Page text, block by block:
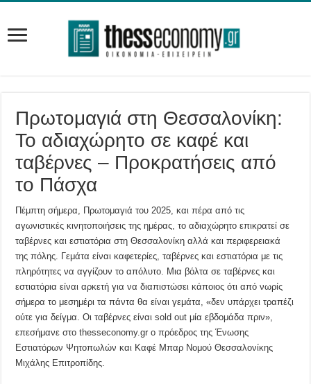
Πρωτομαγιά στη Θεσσαλονίκη:
Το αδιαχώρητο σε καφέ και
ταβέρνες – Προκρατήσεις από
το Πάσχα
Πέμπτη σήμερα, Πρωτομαγιά του 2025, και πέρα από τις
αγωνιστικές κινητοποιήσεις της ημέρας, το αδιαχώρητο επικρατεί σε
ταβέρνες και εστιατόρια στη Θεσσαλονίκη αλλά και περιφερειακά
της πόλης. Γεμάτα είναι καφετερίες, ταβέρνες και εστιατόρια με τις
πληρότητες να αγγίζουν το απόλυτο. Μια βόλτα σε ταβέρνες και
εστιατόρια είναι αρκετή για να διαπιστώσει κάποιος ότι από νωρίς
σήμερα το μεσημέρι τα πάντα θα είναι γεμάτα, «δεν υπάρχει τραπέζι
ούτε για δείγμα. Οι ταβέρνες είναι sold out μία εβδομάδα πριν»,
επεσήμανε στο thesseconomy.gr ο πρόεδρος της Ένωσης
Εστιατόρων Ψητοπωλών και Καφέ Μπαρ Νομού Θεσσαλονίκης
Μιχάλης Επιτροπίδης.